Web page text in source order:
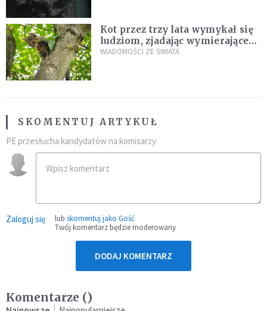
Kot przez trzy lata wymykał się
ludziom, zjadając wymierające
kaczki. W końcu popełnił
WIADOMOŚCI ZE ŚWIATA
SKOMENTUJ ARTYKUŁ
PE przesłucha kandydatów na komisarzy
Zaloguj się lub skomentuj jako Gość
Twój komentarz będzie moderowany
DODAJ KOMENTARZ
Komentarze ()